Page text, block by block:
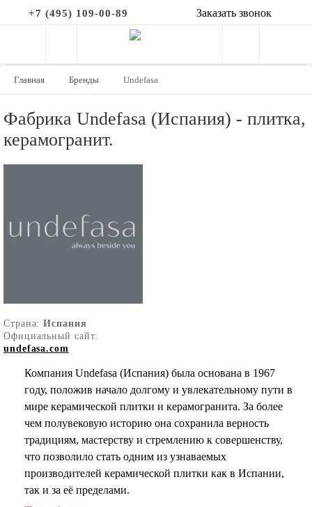
+7 (495) 109-00-89 Заказать звонок
Главная Бренды Undefasa
Фабрика Undefasa (Испания) - плитка,
керамогранит.
Страна:Испания
Официальный сайт:
undefasa.com
Компания Undefasa (Испания) была основана в 1967
году, положив начало долгому и увлекательному пути в
мире керамической плитки и керамогранита. За более
чем полувековую историю она сохранила верность
традициям, мастерству и стремлению к совершенству,
что позволило стать одним из узнаваемых
производителей керамической плитки как в Испании,
так и за её пределами.